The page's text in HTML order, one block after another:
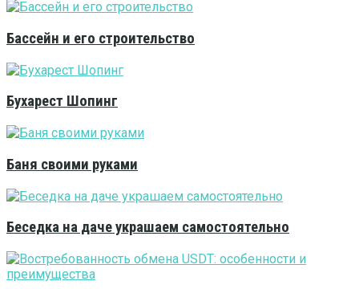
Бассейн и его строительство
Бухарест Шопинг
Баня своими руками
Беседка на даче украшаем самостоятельно